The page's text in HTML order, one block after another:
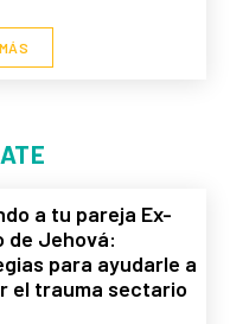
a tu pareja Ex-
de Jehová:
para ayudarle a
el trauma sectario